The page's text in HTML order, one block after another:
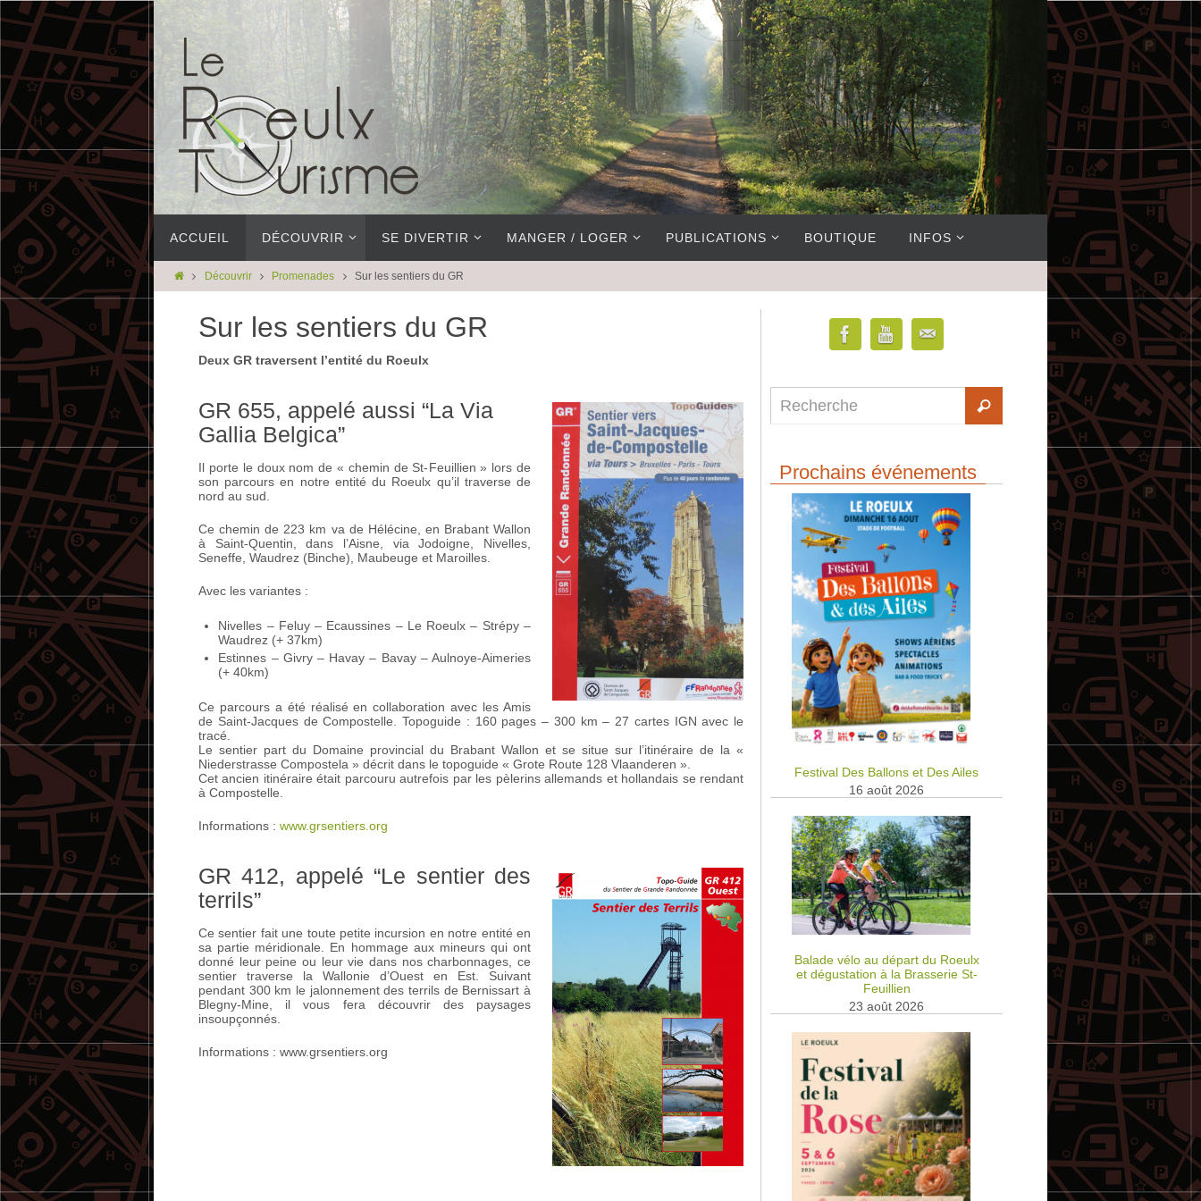
ACCUEIL DÉCOUVRIR SE DIVERTIR MANGER / LOGER PUBLICATIONS BOUTIQUE INFOS
Découvrir Promenades Sur les sentiers du GR
Sur les sentiers du GR
Deux GR traversent l’entité du Roeulx
GR 655, appelé aussi “La Via
Gallia Belgica”
Il porte le doux nom de « chemin de St-Feuillien » lors de
son parcours en notre entité du Roeulx qu’il traverse de
nord au sud.
Ce chemin de 223 km va de Hélécine, en Brabant Wallon
à Saint-Quentin, dans l’Aisne, via Jodoigne, Nivelles,
Seneffe, Waudrez (Binche), Maubeuge et Maroilles.
Avec les variantes :
Nivelles – Feluy – Ecaussines – Le Roeulx – Strépy –
Waudrez (+ 37km)
Estinnes – Givry – Havay – Bavay – Aulnoye-Aimeries
(+ 40km)
Ce parcours a été réalisé en collaboration avec les Amis
de Saint-Jacques de Compostelle. Topoguide : 160 pages – 300 km – 27 cartes IGN avec le
tracé.
Le sentier part du Domaine provincial du Brabant Wallon et se situe sur l’itinéraire de la «
Niederstrasse Compostela » décrit dans le topoguide « Grote Route 128 Vlaanderen ».
Cet ancien itinéraire était parcouru autrefois par les pèlerins allemands et hollandais se rendant
à Compostelle.
Informations : www.grsentiers.org
GR 412, appelé “Le sentier des
terrils”
Ce sentier fait une toute petite incursion en notre entité en
sa partie méridionale. En hommage aux mineurs qui ont
donné leur peine ou leur vie dans nos charbonnages, ce
sentier traverse la Wallonie d’Ouest en Est. Suivant
pendant 300 km le jalonnement des terrils de Bernissart à
Blegny-Mine, il vous fera découvrir des paysages
insoupçonnés.
Informations : www.grsentiers.org
Prochains événements
Festival Des Ballons et Des Ailes
16 août 2026
Balade vélo au départ du Roeulx
et dégustation à la Brasserie St-
Feuillien
23 août 2026